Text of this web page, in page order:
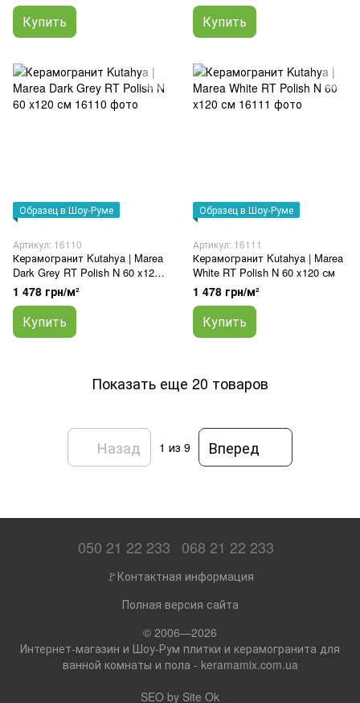
Купить Купить
Образец в Шоу-Руме
Артикул: 16110
Керамогранит Kutahya | Marea
Dark Grey RT Polish N 60 x120
см
1 478 грн/м²
Купить
Образец в Шоу-Руме
Артикул: 16111
Керамогранит Kutahya | Marea
White RT Polish N 60 x120 см
1 478 грн/м²
Купить
Показать еще 20 товаров
Назад 1 из 9 Вперед
050 21 22 233 068 21 22 233
🚩Контактная информация
Полная версия сайта
© 2006—2026
Интернет-магазин и Шоу-Рум плитки и керамогранита для
ванной комнаты и пола - keramamix.com.ua
SEO by Site Ok